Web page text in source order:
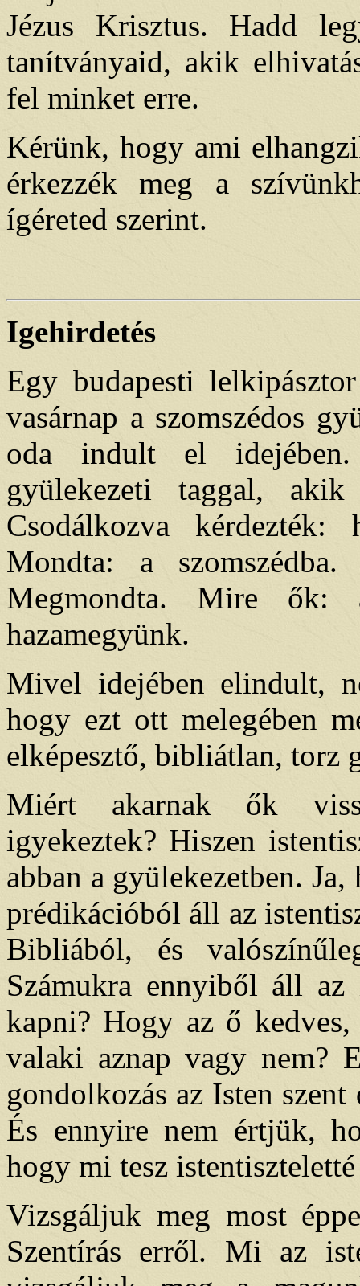
Jézus Krisztus. Hadd
tanítványaid, akik
fel minket erre.
Kérünk, hogy ami
érkezzék meg a
ígéreted szerint.
Igehirdetés
Egy budapesti
vasárnap a szomszédos
oda indult el
gyülekezeti taggal,
Csodálkozva
Mondta: a
Megmondta. Mire ők:
hazamegyünk.
Mivel idejében elindult,
hogy ezt ott melegében
elképesztő, bibliátlan, torz
Miért akarnak ők
igyekeztek? Hiszen
abban a gyülekezetben.
prédikációból áll az
Bibliából, és
Számukra ennyiből áll
kapni? Hogy az ő
valaki aznap vagy nem?
gondolkozás az Isten
És ennyire nem értjük,
hogy mi tesz
Vizsgáljuk meg most
Szentírás erről. Mi az